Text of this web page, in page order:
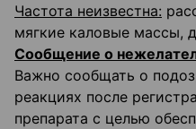
Частота неизвестна:
мягкие каловые массы,
Сообщение о
Важно сообщать о
реакциях после
препарата с целью